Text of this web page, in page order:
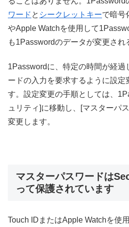
ワード と シークレットキーで暗号
やApple Watchを使用して
も1Passwordのデータが変更され
1Passwordに、特定の時間が経過
ードの入力を要求するように設定
す。設定変更の手順としては、
ュリティ]に移動し、[マスターパ
変更します。
マスターパスワードは
って保護されています
Touch IDまたはApple Watchを使